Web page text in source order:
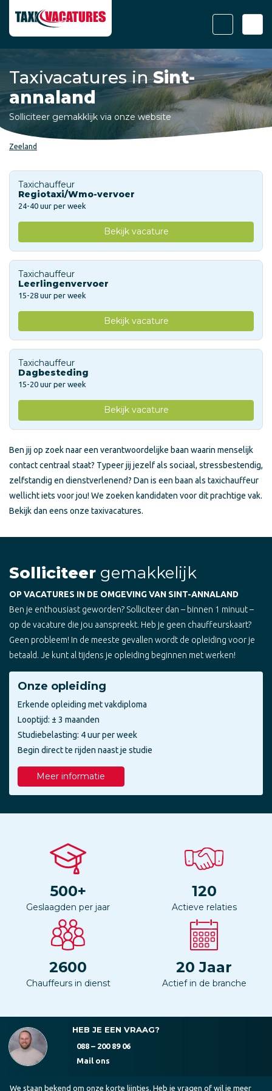
Taxivacatures inSint-
annaland
Solliciteer gemakklijk via onze website
Zeeland
Taxichauffeur
Regiotaxi/Wmo-vervoer
24-40 uur per week
Bekijk vacature
Taxichauffeur
Leerlingenvervoer
15-28 uur per week
Bekijk vacature
Taxichauffeur
Dagbesteding
15-20 uur per week
Bekijk vacature
Ben jij op zoek naar een verantwoordelijke baan waarin menselijk
contact centraal staat? Typeer jij jezelf als sociaal, stressbestendig,
zelfstandig en dienstverlenend? Dan is een baan als taxichauffeur
wellicht iets voor jou! We zoeken kandidaten voor dit prachtige vak.
Bekijk dan eens onze taxivacatures.
Solliciteer gemakkelijk
OP VACATURES IN DE OMGEVING VAN SINT-ANNALAND
Ben je enthousiast geworden? Solliciteer dan – binnen 1 minuut –
op de vacature die jou aanspreekt. Heb je geen chauffeurskaart?
Geen probleem! In de meeste gevallen wordt de opleiding voor je
betaald. Je kunt al tijdens je opleiding beginnen met werken!
Onze opleiding
Erkende opleiding met vakdiploma
Looptijd: ± 3 maanden
Studiebelasting: 4 uur per week
Begin direct te rijden naast je studie
Meer informatie
500+
Geslaagden per jaar
120
Actieve relaties
2600
Chauffeurs in dienst
20 Jaar
Actief in de branche
HEB JE EEN VRAAG?
088 – 200 89 06
Mail ons
We staan bekend om onze korte lijntjes. Heb je vragen of wil je meer